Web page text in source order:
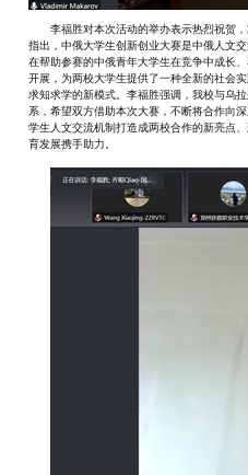
李福胜对本次活动的举办表示热烈祝贺
指出，中俄大学生创新创业大赛是中俄人文
在帮助参赛的中俄青年大学生在竞争中成长
开展，为两校大学生提供了一种全新的社会
求知求学的新模式。李福胜强调，我校与乌
系，希望双方借助本次大赛，不断将合作向
学生人文交流机制打造成两校合作的新亮点
育发展携手助力。